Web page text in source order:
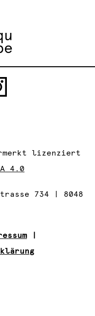
lizenziert
4.0
734 | 8048